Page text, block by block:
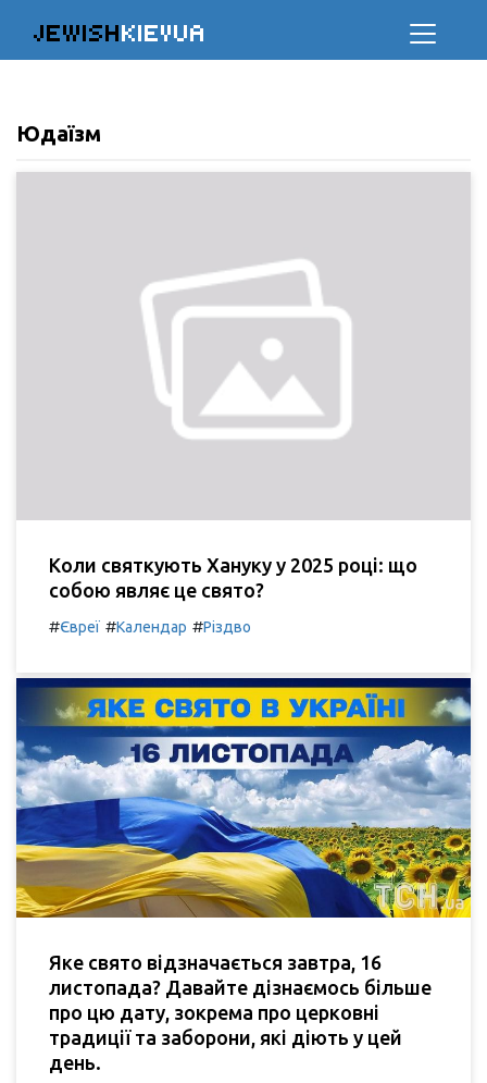
JEWISHKIEVUA
Юдаїзм
Коли святкують Хануку у 2025 році: що
собою являє це свято?
#Євреї #Календар #Різдво
Яке свято відзначається завтра, 16
листопада? Давайте дізнаємось більше
про цю дату, зокрема про церковні
традиції та заборони, які діють у цей
день.